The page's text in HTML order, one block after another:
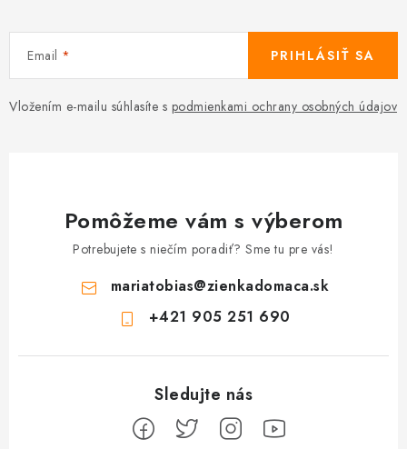
Email
Vložením e-mailu súhlasíte s podmienkami ochrany osobných údajov
PRIHLÁSIŤ SA
Pomôžeme vám s výberom
Potrebujete s niečím poradiť? Sme tu pre vás!
mariatobias@zienkadomaca.sk
+421 905 251 690